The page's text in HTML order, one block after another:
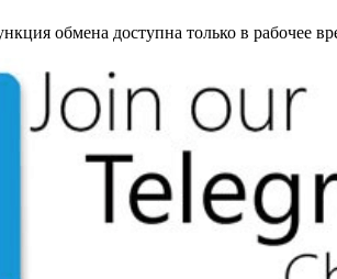
обмена доступна только в рабочее